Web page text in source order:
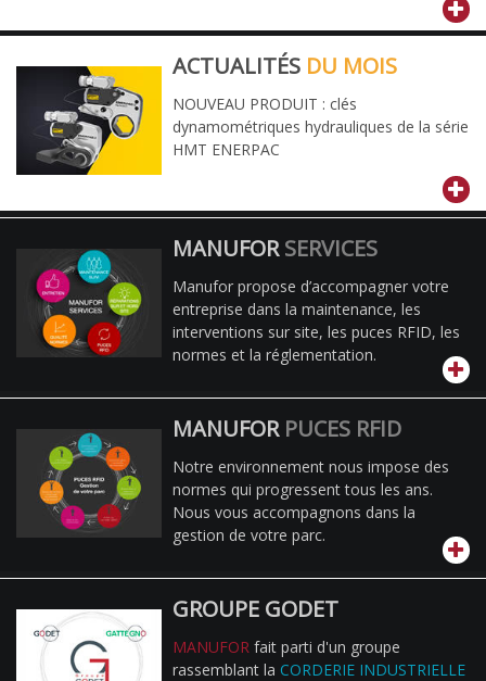
ACTUALITÉS DU MOIS
NOUVEAU PRODUIT : clés
dynamométriques hydrauliques de la série
HMT ENERPAC
MANUFORSERVICES
Manufor propose d’accompagner votre
entreprise dans la maintenance, les
interventions sur site, les puces RFID, les
normes et la réglementation.
MANUFOR PUCES RFID
Notre environnement nous impose des
normes qui progressent tous les ans.
Nous vous accompagnons dans la
gestion de votre parc.
GROUPE GODET
MANUFORfait parti d'un groupe
rassemblant la CORDERIE INDUSTRIELLE